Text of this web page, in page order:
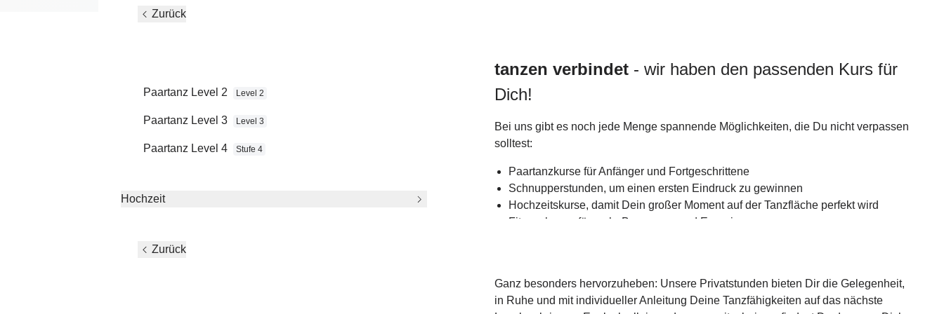
Zurück
Paartanz Level 2 Level 2
Paartanz Level 3 Level 3
Paartanz Level 4 Stufe 4
Hochzeit
Zurück
gemeinsames Hobby?
tanzen verbindet - wir haben den passenden Kurs für
Dich!
Bei uns gibt es noch jede Menge spannende Möglichkeiten, die Du nicht verpassen
solltest:
Paartanzkurse für Anfänger und Fortgeschrittene
Schnupperstunden, um einen ersten Eindruck zu gewinnen
Hochzeitskurse, damit Dein großer Moment auf der Tanzfläche perfekt wird
Fitnesskurse, für mehr Bewegung und Energie
Ganz besonders hervorzuheben: Unsere Privatstunden bieten Dir die Gelegenheit,
in Ruhe und mit individueller Anleitung Deine Tanzfähigkeiten auf das nächste